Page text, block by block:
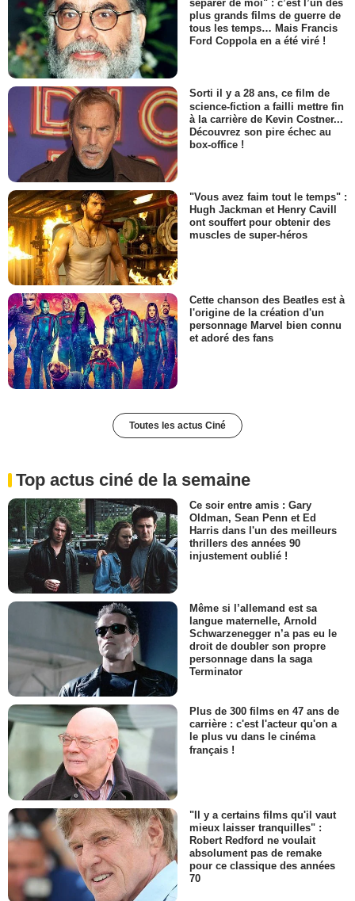
séparer de moi" : c’est l’un des
plus grands films de guerre de
tous les temps… Mais Francis
Ford Coppola en a été viré !
Sorti il y a 28 ans, ce film de
science-fiction a failli mettre fin
à la carrière de Kevin Costner...
Découvrez son pire échec au
box-office !
"Vous avez faim tout le temps" :
Hugh Jackman et Henry Cavill
ont souffert pour obtenir des
muscles de super-héros
Cette chanson des Beatles est à
l'origine de la création d'un
personnage Marvel bien connu
et adoré des fans
Toutes les actus Ciné
Top actus ciné de la semaine
Ce soir entre amis : Gary
Oldman, Sean Penn et Ed
Harris dans l'un des meilleurs
thrillers des années 90
injustement oublié !
Même si l’allemand est sa
langue maternelle, Arnold
Schwarzenegger n’a pas eu le
droit de doubler son propre
personnage dans la saga
Terminator
Plus de 300 films en 47 ans de
carrière : c'est l'acteur qu'on a
le plus vu dans le cinéma
français !
"Il y a certains films qu'il vaut
mieux laisser tranquilles" :
Robert Redford ne voulait
absolument pas de remake
pour ce classique des années
70